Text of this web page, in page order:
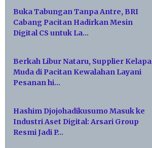
Buka Tabungan Tanpa Antre, BRI
Cabang Pacitan Hadirkan Mesin
Digital CS untuk La…
Berkah Libur Nataru, Supplier Kelapa
Muda di Pacitan Kewalahan Layani
Pesanan hi…
Hashim Djojohadikusumo Masuk ke
Industri Aset Digital: Arsari Group
Resmi Jadi P…